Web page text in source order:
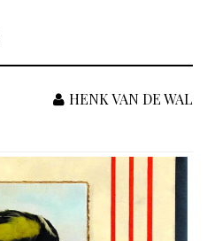
HENK VAN DE WAL